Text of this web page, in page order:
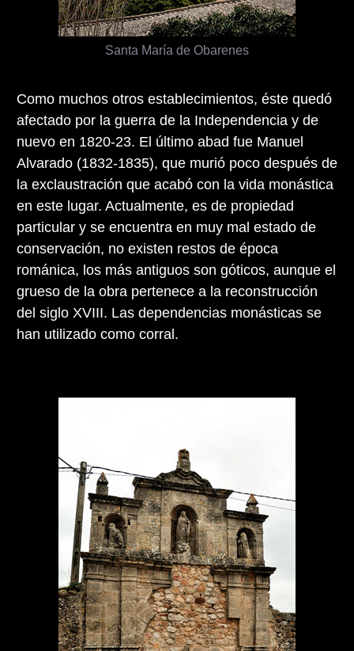
Santa María de Obarenes
Como muchos otros establecimientos, éste quedó
afectado por la guerra de la Independencia y de
nuevo en 1820-23. El último abad fue Manuel
Alvarado (1832-1835), que murió poco después de
la exclaustración que acabó con la vida monástica
en este lugar. Actualmente, es de propiedad
particular y se encuentra en muy mal estado de
conservación, no existen restos de época
románica, los más antiguos son góticos, aunque el
grueso de la obra pertenece a la reconstrucción
del siglo XVIII. Las dependencias monásticas se
han utilizado como corral.